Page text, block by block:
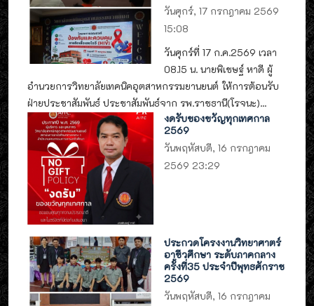
วันศุกร์, 17 กรกฎาคม 2569
15:08
วันศุกร์ที่ 17 ก.ค.2569 เวลา
08.15 น. นายพิเชษฐ์ หาดี ผู้
อำนวยการวิทยาลัยเทคนิคอุตสาหกรรมยานยนต์ ให้การต้อนรับ
ฝ่ายประชาสัมพันธ์ ประชาสัมพันธ์จาก รพ.ราชธานี(โรจนะ)...
งดรับของขวัญทุกเทศกาล
2569
วันพฤหัสบดี, 16 กรกฎาคม
2569 23:29
ประกวดโครงงานวิทยาศาตร์
อาชีวศึกษา ระดับภาคกลาง
ครั้งที่35 ประจำปีพุทธศักราช
2569
วันพฤหัสบดี, 16 กรกฎาคม